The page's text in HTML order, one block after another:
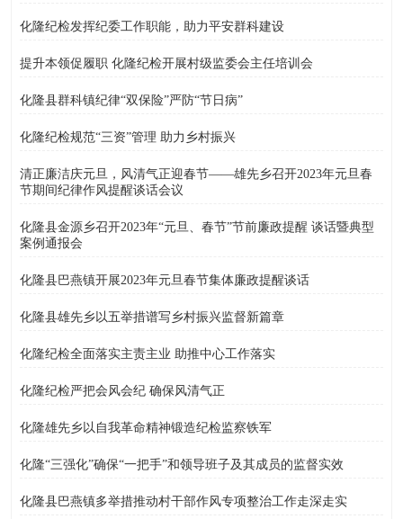
化隆纪检发挥纪委工作职能，助力平安群科建设
提升本领促履职 化隆纪检开展村级监委会主任培训会
化隆县群科镇纪律“双保险”严防“节日病”
化隆纪检规范“三资”管理 助力乡村振兴
清正廉洁庆元旦，风清气正迎春节——雄先乡召开2023年元旦春
节期间纪律作风提醒谈话会议
化隆县金源乡召开2023年“元旦、春节”节前廉政提醒 谈话暨典型
案例通报会
化隆县巴燕镇开展2023年元旦春节集体廉政提醒谈话
化隆县雄先乡以五举措谱写乡村振兴监督新篇章
化隆纪检全面落实主责主业 助推中心工作落实
化隆纪检严把会风会纪 确保风清气正
化隆雄先乡以自我革命精神锻造纪检监察铁军
化隆“三强化”确保“一把手”和领导班子及其成员的监督实效
化隆县巴燕镇多举措推动村干部作风专项整治工作走深走实